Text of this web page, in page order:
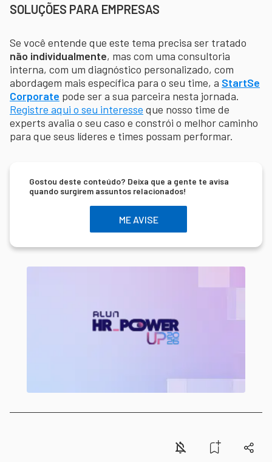
SOLUÇÕES PARA EMPRESAS
Se você entende que este tema precisa ser tratado
não individualmente, mas com uma consultoria
interna, com um diagnóstico personalizado, com
abordagem mais específica para o seu time, a StartSe
Corporate pode ser a sua parceira nesta jornada.
Registre aqui o seu interesse que nosso time de
experts avalia o seu caso e constrói o melhor caminho
para que seus líderes e times possam performar.
Gostou deste conteúdo? Deixa que a gente te avisa
quando surgirem assuntos relacionados!
ME AVISE